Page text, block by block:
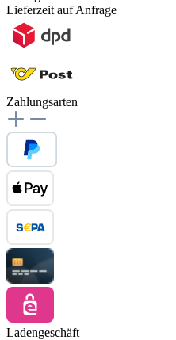
Lieferzeit auf Anfrage
Zahlungsarten
Ladengeschäft